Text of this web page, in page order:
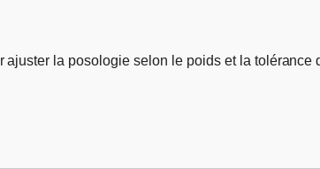
la posologie selon le poids et la tolérance